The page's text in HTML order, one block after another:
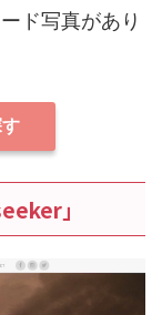
ド写真があり
」